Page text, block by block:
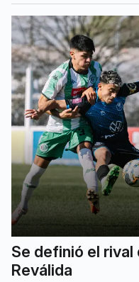
Se definió el rival
Reválida